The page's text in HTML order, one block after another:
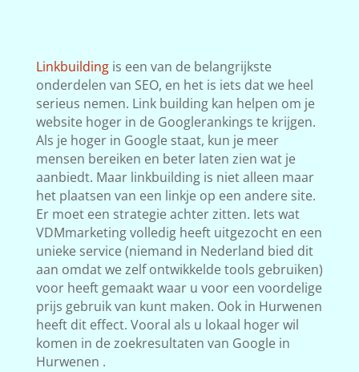
Linkbuildingis een van de belangrijkste
onderdelen van SEO, en het is iets dat we heel
serieus nemen. Link building kan helpen om je
website hoger in de Googlerankings te krijgen.
Als je hoger in Google staat, kun je meer
mensen bereiken en beter laten zien wat je
aanbiedt. Maar linkbuilding is niet alleen maar
het plaatsen van een linkje op een andere site.
Er moet een strategie achter zitten. Iets wat
VDMmarketing volledig heeft uitgezocht en een
unieke service (niemand in Nederland bied dit
aan omdat we zelf ontwikkelde tools gebruiken)
voor heeft gemaakt waar u voor een voordelige
prijs gebruik van kunt maken. Ook in Hurwenen
heeft dit effect. Vooral als u lokaal hoger wil
komen in de zoekresultaten van Google in
Hurwenen .